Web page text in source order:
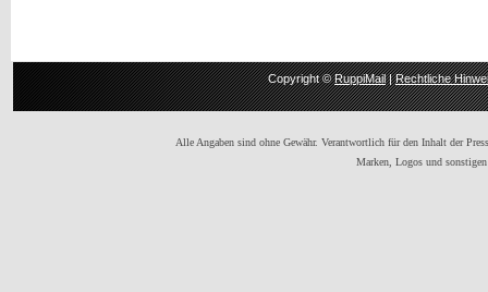
Copyright ©RuppiMail|Rechtliche
Alle Angaben sind ohne Gewähr. Verantwortlich für den Inhalt der
Marken, Logos und